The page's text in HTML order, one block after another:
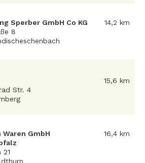
Sperber GmbH Co KG
8
14,2 km
Str. 4
15,6 km
GmbH
21
16,4 km